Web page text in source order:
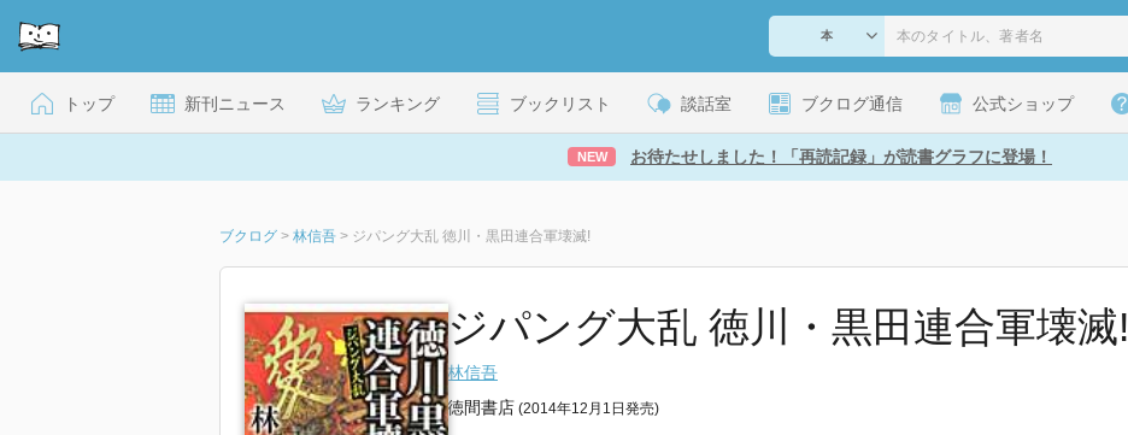
トップ 新刊ニュース ランキング ブックリスト 談話室 ブクログ通信 公式ショップ
NEW お待たせしました！「再読記録」が読書グラフに登場！
ブクログ > 林信吾 > ジパング大乱 徳川・黒田連合軍壊滅!
ジパング大乱 徳川・黒田連合軍壊滅!
林信吾
徳間書店 (2014年12月1日発売)